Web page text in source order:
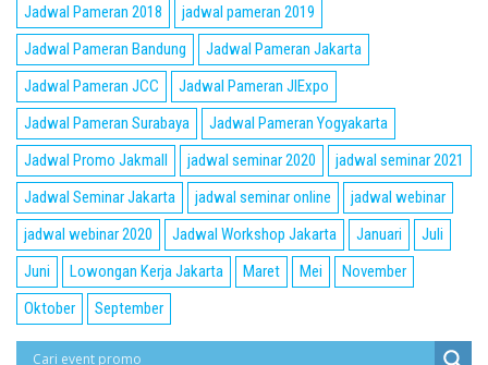
Jadwal Pameran 2018
jadwal pameran 2019
Jadwal Pameran Bandung
Jadwal Pameran Jakarta
Jadwal Pameran JCC
Jadwal Pameran JIExpo
Jadwal Pameran Surabaya
Jadwal Pameran Yogyakarta
Jadwal Promo Jakmall
jadwal seminar 2020
jadwal seminar 2021
Jadwal Seminar Jakarta
jadwal seminar online
jadwal webinar
jadwal webinar 2020
Jadwal Workshop Jakarta Januari
Juli
Juni
Lowongan Kerja Jakarta Maret Mei
November
Oktober
September